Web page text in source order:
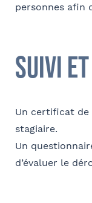
personnes afin
suivi
Un certificat de
stagiaire.
Un
d’évaluer le
Bureau formateur
Commentaire